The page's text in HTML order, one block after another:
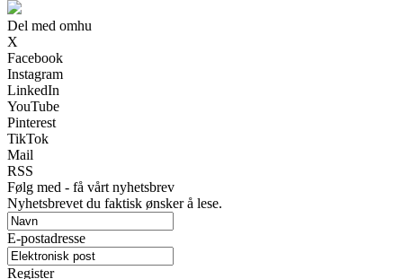
Del med omhu
X
Facebook
Instagram
LinkedIn
YouTube
Pinterest
TikTok
Mail
RSS
Følg med - få vårt nyhetsbrev
Nyhetsbrevet du faktisk ønsker å lese.
E-postadresse
Register